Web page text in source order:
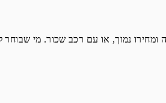
כ-13 ק"מ ממרכז העיר, וההגעה אליה אפשרית עם אוטובוס מס' 22, שתדירותו גבוהה ומחירו